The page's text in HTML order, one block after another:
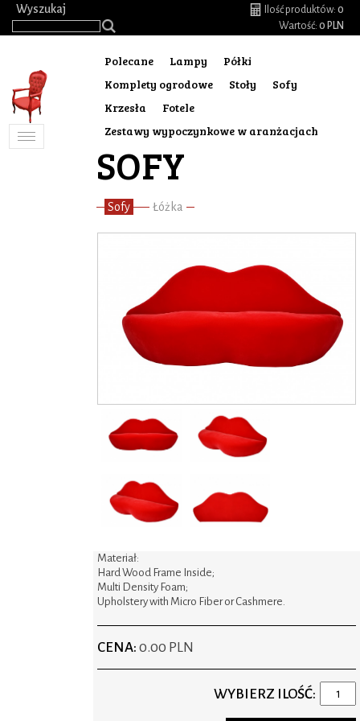
Wyszukaj Ilość produktów: 0
Wartość: 0 PLN
Toggle
Polecane Lampy
Półki
Komplety ogrodowe
Stoły
Sofy
Krzesła
Fotele
Zestawy wypoczynkowe w aranżacjach
SOFY
Sofy Łóżka
Materiał:
Hard Wood Frame Inside;
Multi Density Foam;
Upholstery with Micro Fiber or Cashmere.
CENA:0.00 PLN
WYBIERZ ILOŚĆ: